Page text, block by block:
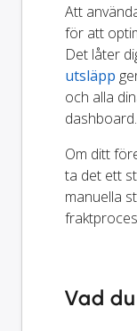
Att
för att
Det låter
utsläpp
och alla
dashboard.
Om ditt
ta det ett
manuella
Vad